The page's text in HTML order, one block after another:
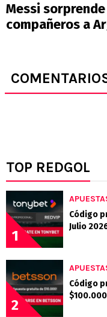
Messi
compañeros a
TOP REDGOL
1
Código
Julio
2
Código
$100.000